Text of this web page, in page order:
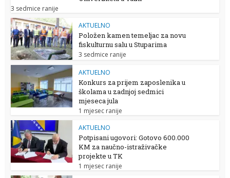
3 sedmice ranije
AKTUELNO
Položen kamen temeljac za novu
fiskulturnu salu u Stuparima
3 sedmice ranije
AKTUELNO
Konkurs za prijem zaposlenika u
školama u zadnjoj sedmici
mjeseca jula
1 mjesec ranije
AKTUELNO
Potpisani ugovori: Gotovo 600.000
KM za naučno-istraživačke
projekte u TK
1 mjesec ranije